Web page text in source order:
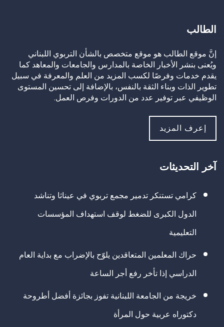
الطالب
إنَّ موقع الطالب هو موقع متخصص بالشأن التربوي اللبناني
ويُعنى بنشر الأخبار الخاصة بالمدارس والجامعات والمعاهد كما
يقدم خدمات وفرصًا لكسب المزيد من العلم والمعرفة في سبيل
تطوير الذات وبناء الثقة بالنفس، بالإضافة إلى تحسين المستوى
الوظيفي عبر توفير عدد من الدورات وفرص العمل.
إعرف المزيد
آخر التحديثات
كرامي تستنكر تدمير مجمع تربوي في عيناثا وتناشد
الدول الكبرى للضغط لوقف استهداف المؤسسات
التعليمية
حراك المعلمين المتعاقدين يلوّح بالإضراب مع بداية العام
الدراسي إذا تأخر رفع أجر الساعة
خريجة من الجامعة اللبنانية تفوز بجائزة أفضل أطروحة
دكتوراه عربية حول المرأة